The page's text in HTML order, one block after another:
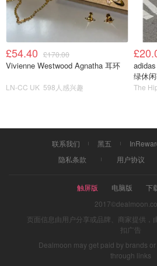
£54.40 £170.00
Vivienne Westwood Agnatha 耳环
LN-CC UK 598人感兴趣
绿休
The
联系我们 黑五
隐私条款
用户协议
触屏版 电脑版
下
页面信息由用户分享或品牌、商家提供，
扣广告
Dealmoon may get paid by brands
through links